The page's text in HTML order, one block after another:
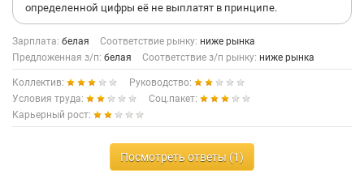
определенной цифры её не выплатят в принципе.
Зарплата: белая Соответствие рынку: ниже рынка
Предложенная з/п: белая Соответствие з/п рынку: ниже рынка
Коллектив:
Руководство:
Условия труда:
Соц.пакет:
Карьерный рост:
Посмотреть ответы (1)